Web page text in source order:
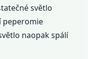
světlo
peperomie
naopak spálí